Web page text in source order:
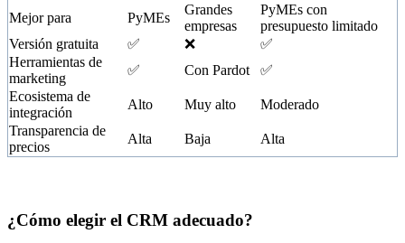
Mejor para PyMEs
Grandes
empresas
PyMEs con
presupuesto limitado
Versión gratuita
✅ ❌
✅
Herramientas de
marketing
✅ Con Pardot
✅
Ecosistema de
integración
Alto Muy alto
Moderado
Transparencia de
precios
Alta Baja Alta
¿Cómo elegir el CRM adecuado?